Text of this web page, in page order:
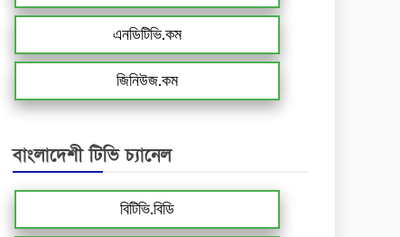
এনডিটিভি.কম
জিনিউজ.কম
বাংলাদেশী টিভি চ্যানেল
বিটিভি.বিডি